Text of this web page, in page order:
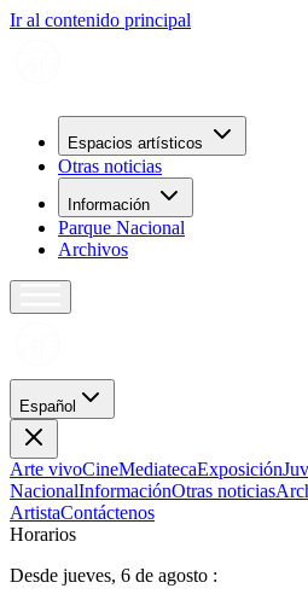
Ir al contenido principal
Espacios artísticos
Otras noticias
Información
Parque Nacional
Archivos
Español
Arte vivoCineMediatecaExposición
NacionalInformaciónOtras noticias
ArtistaContáctenos
Horarios
Desde jueves, 6 de agosto :